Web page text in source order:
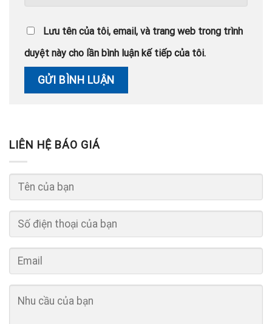
Lưu tên của tôi, email, và trang web trong trình
duyệt này cho lần bình luận kế tiếp của tôi.
LIÊN HỆ BÁO GIÁ